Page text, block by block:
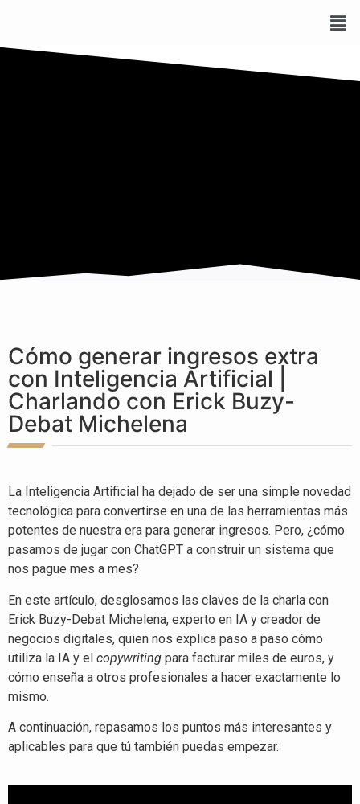
Cómo generar ingresos extra
con Inteligencia Artificial |
Charlando con Erick Buzy-
Debat Michelena
La Inteligencia Artificial ha dejado de ser una simple novedad
tecnológica para convertirse en una de las herramientas más
potentes de nuestra era para generar ingresos. Pero, ¿cómo
pasamos de jugar con ChatGPT a construir un sistema que
nos pague mes a mes?
En este artículo, desglosamos las claves de la charla con
Erick Buzy-Debat Michelena, experto en IA y creador de
negocios digitales, quien nos explica paso a paso cómo
utiliza la IA y el copywriting para facturar miles de euros, y
cómo enseña a otros profesionales a hacer exactamente lo
mismo.
A continuación, repasamos los puntos más interesantes y
aplicables para que tú también puedas empezar.